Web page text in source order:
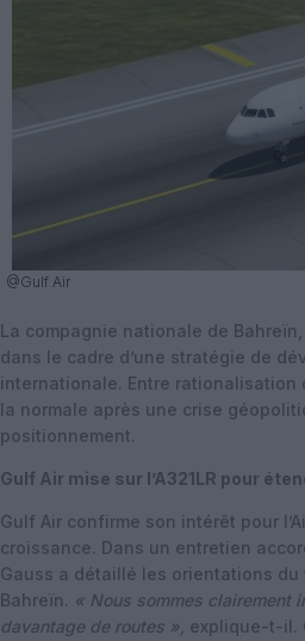
@Gulf Air
La compagnie nationale de Bahreïn,
dans le cadre d’une stratégie de
internationale. Entre
la normale après une crise
positionnement.
Gulf Air mise sur l’A321LR pour
Gulf Air confirme son intérêt pour
croissance. Dans un entretien
Gauss a détaillé les orientations
Bahreïn. « Nous sommes clairement
davantage de routes », explique-t-il.